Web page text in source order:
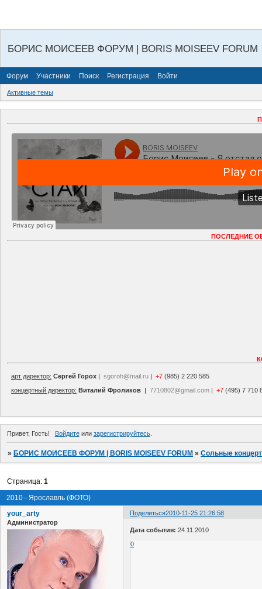
БОРИС МОИСЕЕВ ФОРУМ | BORIS MOISEEV FORUM
Форум Участники Поиск Регистрация Войти
Активные темы
ПОСЛЕДНИЕ
арт директор: Сергей Горох | sgoroh@mail.ru | +7 (985) 2 220 585
концертный директор: Виталий Фроликов | 7710802@gmail.com | +7 (495) 7 710
Привет, Гость! Войдитеили зарегистрируйтесь.
»БОРИС МОИСЕЕВ ФОРУМ | BORIS MOISEEV FORUM »Сольные
2010 - Ярославль (ФОТО)
Страница:1
Поделиться2010-11-25 21:26:58
your_arty
Администратор
Дата события: 24.11.2010
0